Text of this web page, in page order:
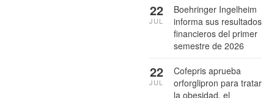
Boehringer Ingelheim
informa sus resultados
financieros del primer
semestre de 2026
22
JUL
Cofepris aprueba
orforglipron para tratar
la obesidad, el
22
JUL